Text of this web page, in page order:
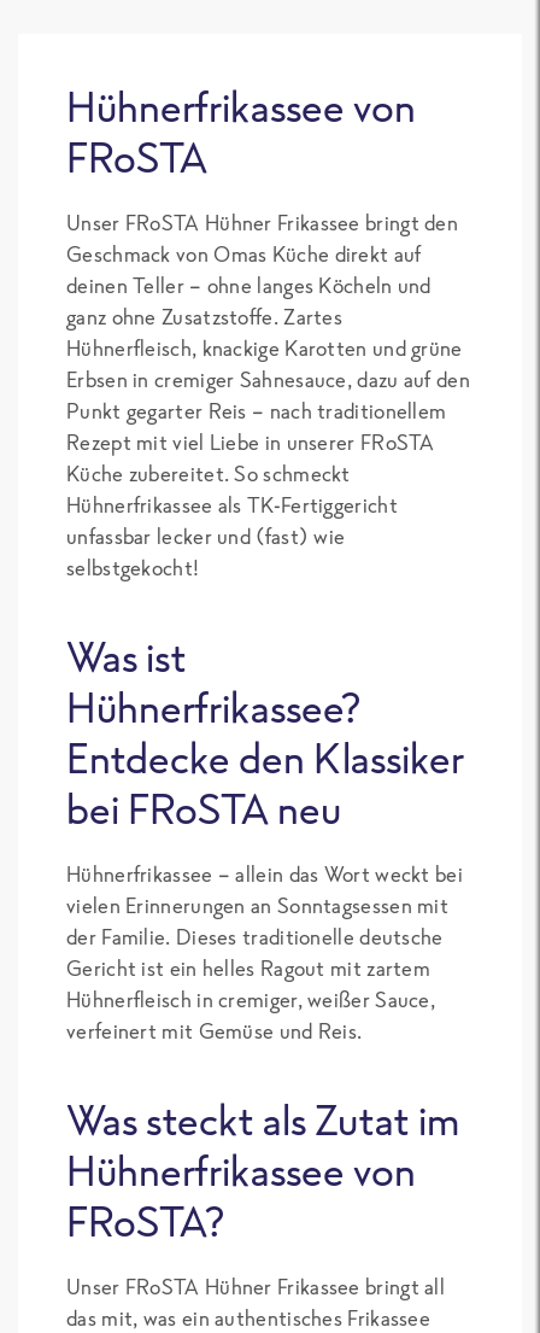
Hühnerfrikassee von
FRoSTA
Unser FRoSTA Hühner Frikassee bringt den
Geschmack von Omas Küche direkt auf
deinen Teller – ohne langes Köcheln und
ganz ohne Zusatzstoffe. Zartes
Hühnerfleisch, knackige Karotten und grüne
Erbsen in cremiger Sahnesauce, dazu auf den
Punkt gegarter Reis – nach traditionellem
Rezept mit viel Liebe in unserer FRoSTA
Küche zubereitet. So schmeckt
Hühnerfrikassee als TK-Fertiggericht
unfassbar lecker und (fast) wie
selbstgekocht!
Was ist
Hühnerfrikassee?
Entdecke den Klassiker
bei FRoSTA neu
Hühnerfrikassee – allein das Wort weckt bei
vielen Erinnerungen an Sonntagsessen mit
der Familie. Dieses traditionelle deutsche
Gericht ist ein helles Ragout mit zartem
Hühnerfleisch in cremiger, weißer Sauce,
verfeinert mit Gemüse und Reis.
Was steckt als Zutat im
Hühnerfrikassee von
FRoSTA?
Unser FRoSTA Hühner Frikassee bringt all
das mit, was ein authentisches Frikassee